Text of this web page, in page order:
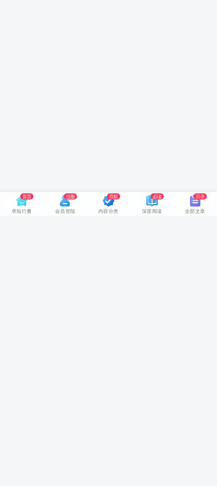
求知行囊
首页
会员登陆
注册
内容分类
导航
深度阅读
必读
全部文章
目录